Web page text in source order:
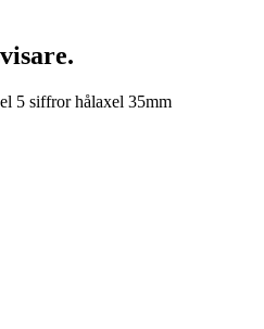
Skenstyrningar
5 siffror hålaxel 35mm